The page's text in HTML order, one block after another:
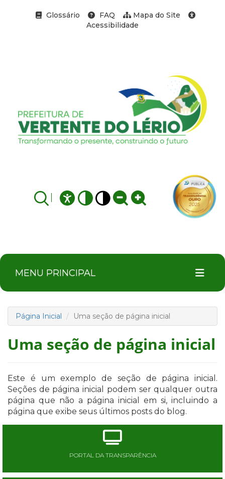
Glossário FAQ
Mapa do Site
Acessibilidade
MENU PRINCIPAL
Página Inicial Uma seção de página inicial
Uma seção de página inicial
Este é um exemplo de seção de página inicial.
Seções de página inicial podem ser qualquer outra
página que não a página inicial em si, incluindo a
página que exibe seus últimos posts do blog.
PORTAL DA TRANSPARÊNCIA